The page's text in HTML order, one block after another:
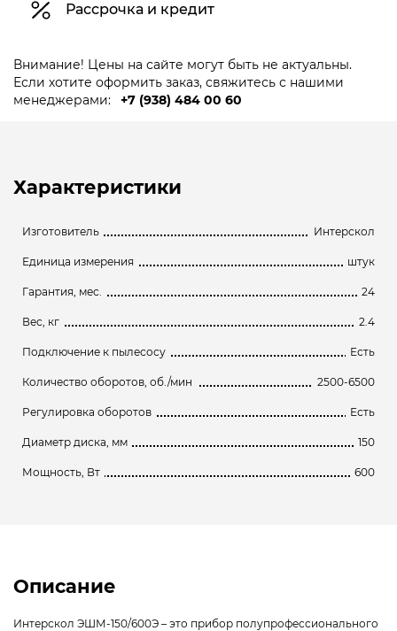
Рассрочка и кредит
Внимание! Цены на сайте могут быть не актуальны.
Если хотите оформить заказ, свяжитесь с нашими
менеджерами:
+7 (938) 484 00 60
Характеристики
Изготовитель Интерскол
Единица измерения штук
Гарантия, мес. 24
Вес, кг 2.4
Подключение к пылесосу Есть
Количество оборотов, об./мин 2500-6500
Регулировка оборотов Есть
Диаметр диска, мм 150
Мощность, Вт 600
Описание
Интерскол ЭШМ-150/600Э – это прибор полупрофессионального